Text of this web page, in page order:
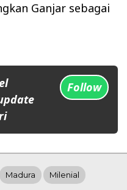
Ganjar sebagai
Follow
Madura Milenial